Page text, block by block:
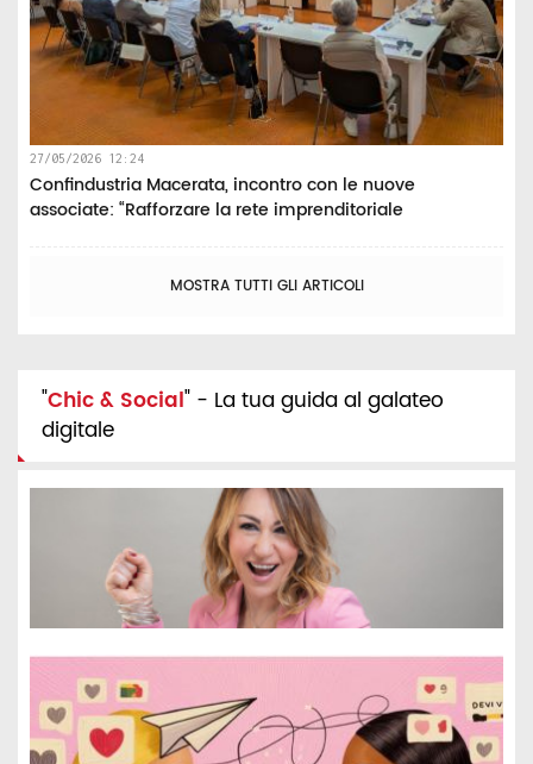
27/05/2026 12:24
Confindustria Macerata, incontro con le nuove
associate: “Rafforzare la rete imprenditoriale
MOSTRA TUTTI GLI ARTICOLI
"Chic & Social" - La tua guida al galateo
digitale